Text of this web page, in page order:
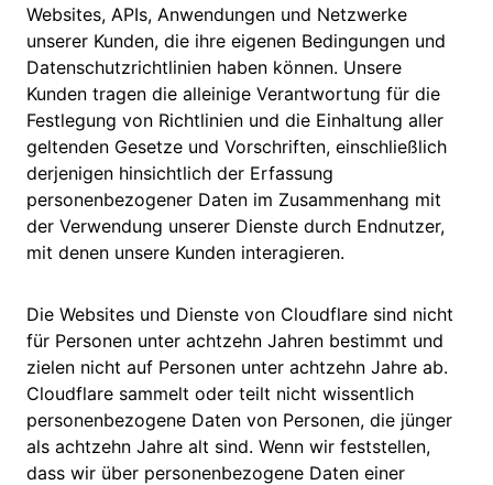
Websites, APIs, Anwendungen und Netzwerke
unserer Kunden, die ihre eigenen Bedingungen und
Datenschutzrichtlinien haben können. Unsere
Kunden tragen die alleinige Verantwortung für die
Festlegung von Richtlinien und die Einhaltung aller
geltenden Gesetze und Vorschriften, einschließlich
derjenigen hinsichtlich der Erfassung
personenbezogener Daten im Zusammenhang mit
der Verwendung unserer Dienste durch Endnutzer,
mit denen unsere Kunden interagieren.
Die Websites und Dienste von Cloudflare sind nicht
für Personen unter achtzehn Jahren bestimmt und
zielen nicht auf Personen unter achtzehn Jahre ab.
Cloudflare sammelt oder teilt nicht wissentlich
personenbezogene Daten von Personen, die jünger
als achtzehn Jahre alt sind. Wenn wir feststellen,
dass wir über personenbezogene Daten einer